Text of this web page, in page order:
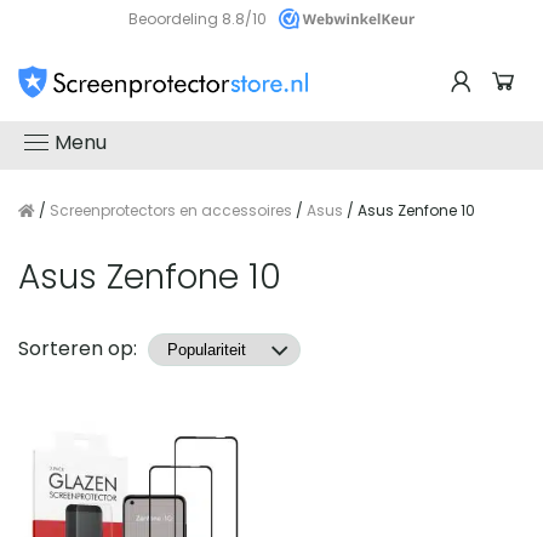
Beoordeling 8.8/10
Menu
/ Screenprotectors en accessoires / Asus / Asus Zenfone 10
Asus Zenfone 10
Producten
Sorteren op: